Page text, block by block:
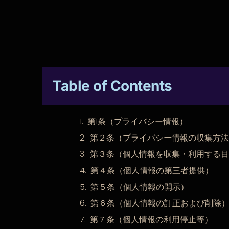
Table of Contents
第1条（プライバシー情報）
第２条（プライバシー情報の収集方法
第３条（個人情報を収集・利用する目
第４条（個人情報の第三者提供）
第５条（個人情報の開示）
第６条（個人情報の訂正および削除）
第７条（個人情報の利用停止等）